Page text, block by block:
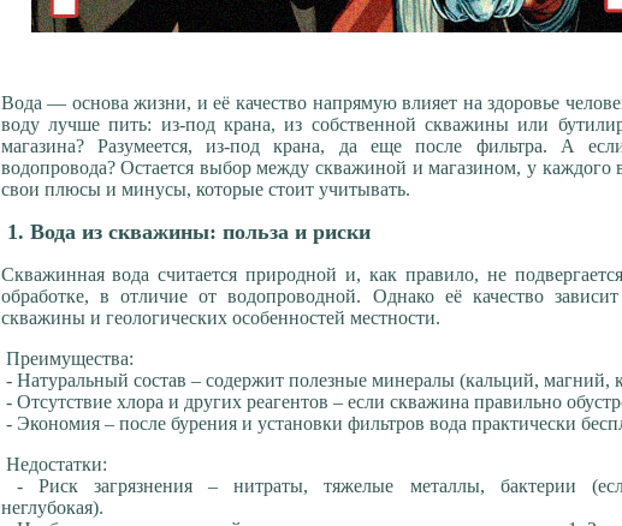
Вода — основа жизни, и её качество напрямую влияет на здоровье
воду лучше пить: из-под крана, из собственной скважины или
магазина? Разумеется, из-под крана, да еще после фильтра. А
водопровода? Остается выбор между скважиной и магазином, у каждого
свои плюсы и минусы, которые стоит учитывать.
1. Вода из скважины: польза и риски
Скважинная вода считается природной и, как правило, не
обработке, в отличие от водопроводной. Однако её качество
скважины и геологических особенностей местности.
Преимущества:
- Натуральный состав – содержит полезные минералы (кальций, магний,
- Отсутствие хлора и других реагентов – если скважина правильно
- Экономия – после бурения и установки фильтров вода практически
Недостатки:
- Риск загрязнения – нитраты, тяжелые металлы, бактерии
неглубокая).